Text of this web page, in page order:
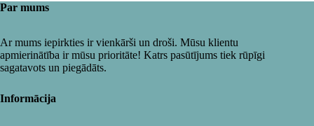
Par mums
Ar mums iepirkties ir vienkārši un droši. Mūsu klientu
apmierinātība ir mūsu prioritāte! Katrs pasūtījums tiek rūpīgi
sagatavots un piegādāts.
Informācija